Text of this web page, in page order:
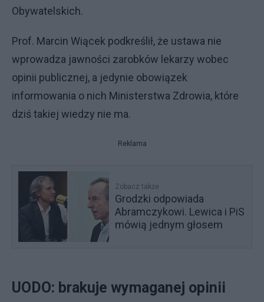
Obywatelskich.
Prof. Marcin Wiącek podkreślił, że ustawa nie
wprowadza jawności zarobków lekarzy wobec
opinii publicznej, a jedynie obowiązek
informowania o nich Ministerstwa Zdrowia, które
dziś takiej wiedzy nie ma.
Reklama
Zobacz także
Grodzki odpowiada
Abramczykowi. Lewica i PiS
mówią jednym głosem
UODO: brakuje wymaganej opinii